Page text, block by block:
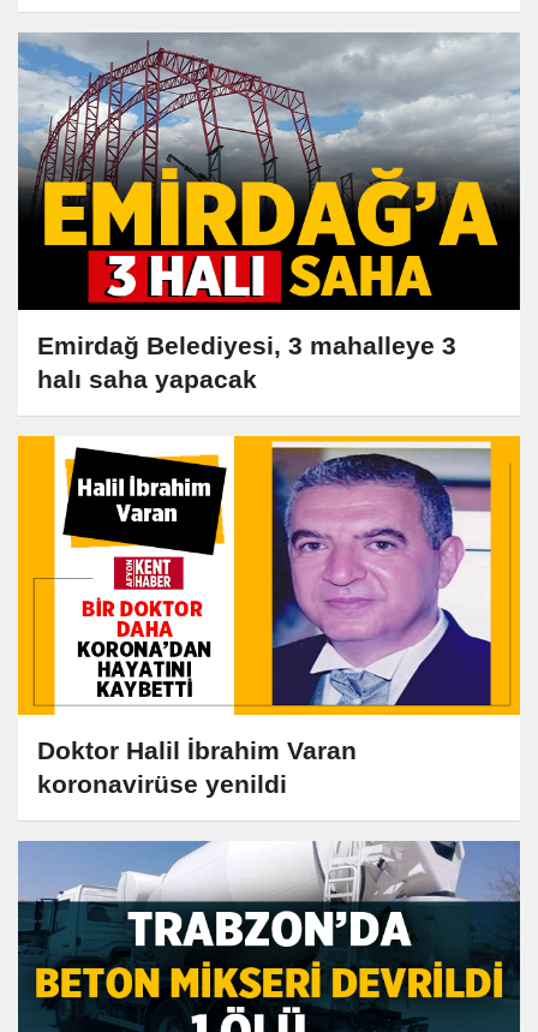
Emirdağ Belediyesi, 3 mahalleye 3
halı saha yapacak
Doktor Halil İbrahim Varan
koronavirüse yenildi